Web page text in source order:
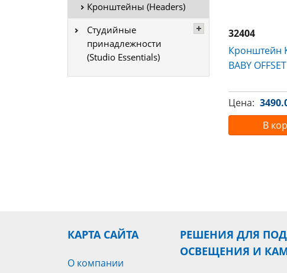
Кронштейны (Headers)
Студийные
принадлежности
(Studio Essentials)
32404
Кронштейн
BABY
Цена:
В
КАРТА САЙТА
О компании
РЕШЕНИЯ ДЛЯ
ОСВЕЩЕНИЯ И